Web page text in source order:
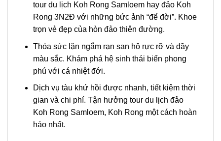
tourdu lịch Koh Rong Samloemhay đảo Koh
Rong 3N2Đ với những bức ảnh “để đời”. Khoe
trọn vẻ đẹp của hòn đảo thiên đường.
Thỏa sức lặn ngắm rạn san hô rực rỡ và đầy
màu sắc. Khám phá hệ sinh thái biển phong
phú với cá nhiệt đới.
Dịch vụ tàu khứ hồi được nhanh, tiết kiệm thời
gian và chi phí. Tận hưởng tour du lịch đảo
Koh Rong Samloem, Koh Rong một cách hoàn
hảo nhất.